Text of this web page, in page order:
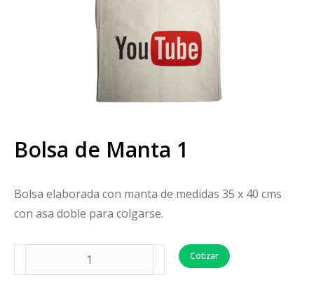
Bolsa de Manta 1
Bolsa elaborada con manta de medidas 35 x 40 cms
con asa doble para colgarse.
Cotizar